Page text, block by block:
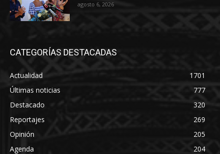
agosto 6, 2026
CATEGORÍAS DESTACADAS
Actualidad
1701
Últimas noticias
777
Destacado
320
Reportajes
269
Opinión
205
Agenda
204